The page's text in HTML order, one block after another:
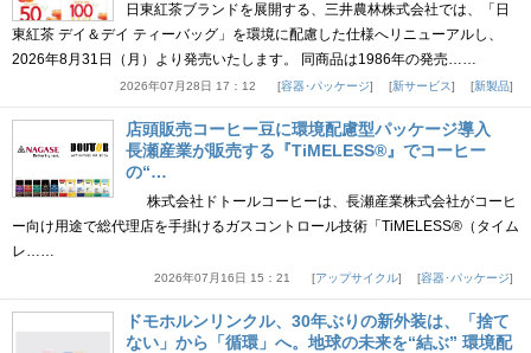
日東紅茶ブランドを展開する、三井農林株式会社では、「日
東紅茶 デイ＆デイ ティーバッグ」を環境に配慮した仕様へリニューアルし、
2026年8月31日（月）より発売いたします。 同商品は1986年の発売……
2026年07月28日 17：12 容器･パッケージ 新サービス 新製品
店頭販売コーヒー豆に環境配慮型パッケージ導入
長瀬産業が販売する『TiMELESS®』でコーヒー
の“…
株式会社ドトールコーヒーは、長瀬産業株式会社がコーヒ
ー向け用途で総代理店を手掛けるガスコントロール技術「TiMELESS®（タイム
レ……
2026年07月16日 15：21 アップサイクル 容器･パッケージ
ドモホルンリンクル、30年ぶりの新外装は、「捨て
ない」から「循環」へ。地球の未来を“結ぶ” 環境配